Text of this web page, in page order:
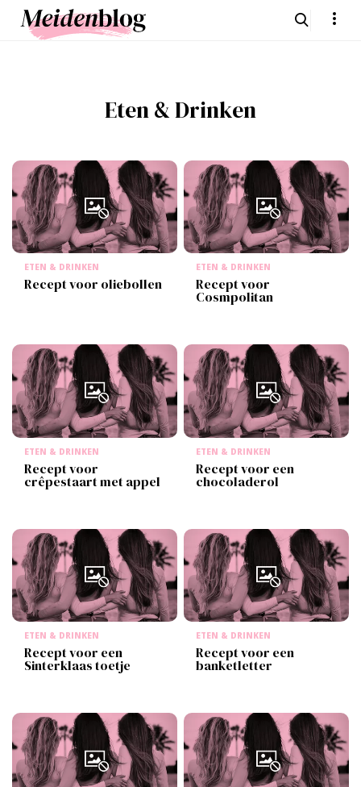
Eten & Drinken
ETEN & DRINKEN
Recept voor oliebollen
ETEN & DRINKEN
Recept voor
Cosmpolitan
ETEN & DRINKEN
Recept voor
crêpestaart met appel
ETEN & DRINKEN
Recept voor een
chocoladerol
ETEN & DRINKEN
Recept voor een
Sinterklaas toetje
ETEN & DRINKEN
Recept voor een
banketletter